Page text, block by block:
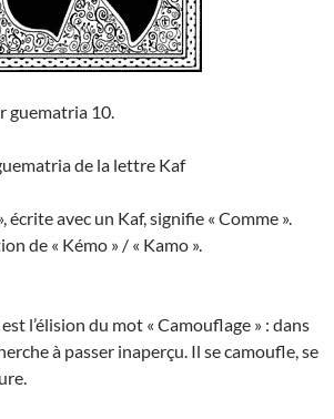
guematria 10.
de la lettre Kaf
écrite avec un Kaf, signifie « Comme ».
de « Kémo » / « Kamo ».
l’élision du mot « Camouflage » : dans
à passer inaperçu. Il se camoufle, se